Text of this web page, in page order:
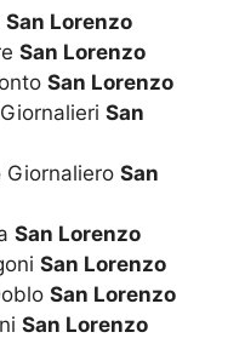
San Lorenzo
San Lorenzo
San Lorenzo
San
Giornaliero San
San Lorenzo
San Lorenzo
San Lorenzo
San Lorenzo